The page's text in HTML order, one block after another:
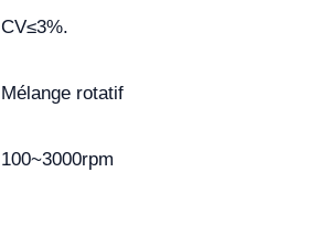
CV≤3%.
Mélange rotatif
100~3000rpm